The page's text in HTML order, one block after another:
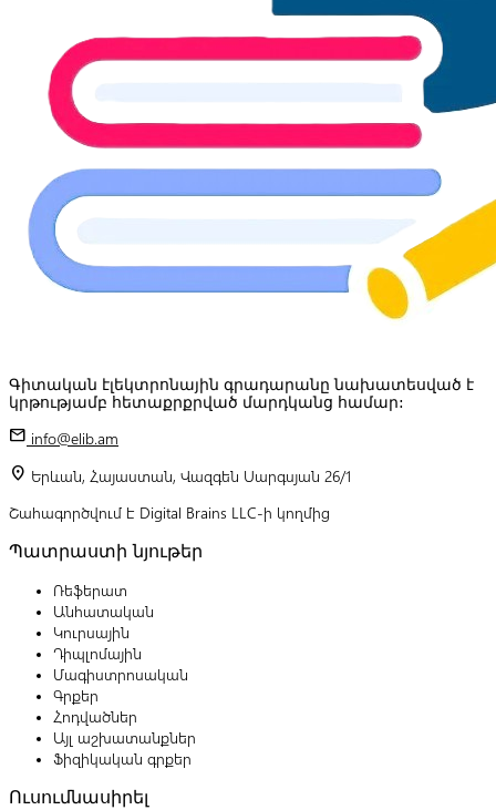
Գիտական էլեկտրոնային գրադարանը նախատեսված է
կրթությամբ հետաքրքրված մարդկանց համար:
mail info@elib.am
location_on Երևան, Հայաստան, Վազգեն Սարգսյան 26/1
Շահագործվում է Digital Brains LLC-ի կողմից
Պատրաստի նյութեր
Ռեֆերատ
Անհատական
Կուրսային
Դիպլոմային
Մագիստրոսական
Գրքեր
Հոդվածներ
Այլ աշխատանքներ
Ֆիզիկական գրքեր
Ուսումնասիրել